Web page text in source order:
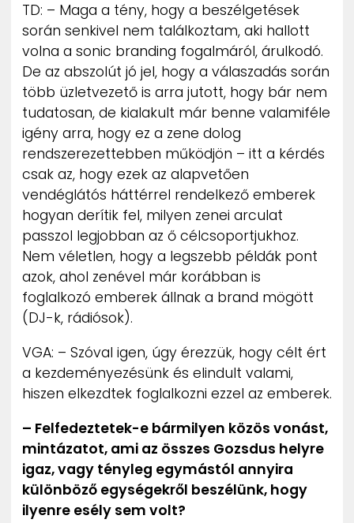
TD: – Maga a tény, hogy a beszélgetések
során senkivel nem találkoztam, aki hallott
volna a sonic branding fogalmáról, árulkodó.
De az abszolút jó jel, hogy a válaszadás során
több üzletvezető is arra jutott, hogy bár nem
tudatosan, de kialakult már benne valamiféle
igény arra, hogy ez a zene dolog
rendszerezettebben működjön – itt a kérdés
csak az, hogy ezek az alapvetően
vendéglátós háttérrel rendelkező emberek
hogyan derítik fel, milyen zenei arculat
passzol legjobban az ő célcsoportjukhoz.
Nem véletlen, hogy a legszebb példák pont
azok, ahol zenével már korábban is
foglalkozó emberek állnak a brand mögött
(DJ-k, rádiósok).
VGA: – Szóval igen, úgy érezzük, hogy célt ért
a kezdeményezésünk és elindult valami,
hiszen elkezdtek foglalkozni ezzel az emberek.
– Felfedeztetek-e bármilyen közös vonást,
mintázatot, ami az összes Gozsdus helyre
igaz, vagy tényleg egymástól annyira
különböző egységekről beszélünk, hogy
ilyenre esély sem volt?